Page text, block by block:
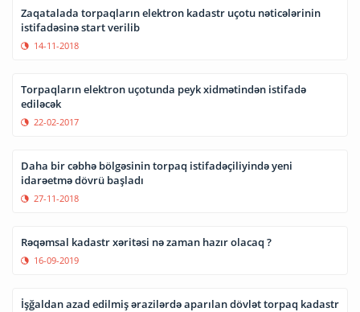
Zaqatalada torpaqların elektron kadastr uçotu nəticələrinin
istifadəsinə start verilib
Torpaqların elektron uçotunda peyk xidmətindən istifadə
ediləcək
Daha bir cəbhə bölgəsinin torpaq istifadəçiliyində yeni
idarəetmə dövrü başladı
Rəqəmsal kadastr xəritəsi nə zaman hazır olacaq ?